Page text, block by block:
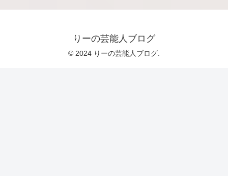
りーの芸能人ブログ
© 2024 りーの芸能人ブログ.